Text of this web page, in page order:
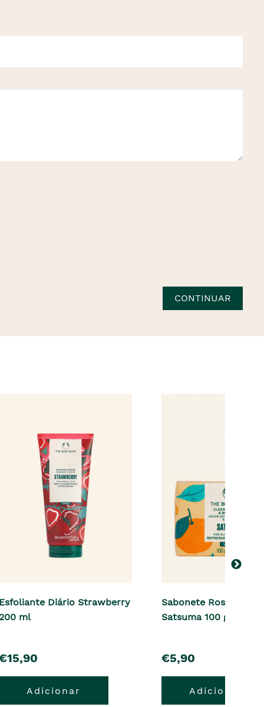
CONTINUAR
Esfoliante Diário Strawberry
200 ml
Adicionar
Sabonete Rosto e
Satsuma 100 g
pre�o
€5,90
Adicionar